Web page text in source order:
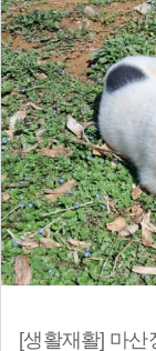
[생활재활] 마